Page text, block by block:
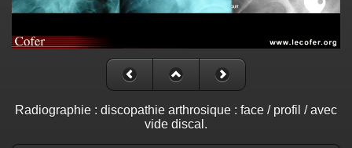
Radiographie : discopathie arthrosique : face / profil / avec
vide discal.